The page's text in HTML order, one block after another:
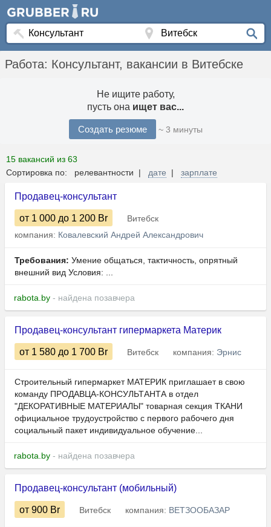
Работа: Консультант, вакансии в Витебске
Не ищите работу,
пусть она ищет вас...
Создать резюме ~ 3 минуты
15 вакансий из 63
Сортировка по: релевантности | дате | зарплате
Продавец-консультант
от 1 000 до 1 200 Br
Витебск
компания: Ковалевский Андрей Александрович
Требования: Умение общаться, тактичность, опрятный
внешний вид Условия: ...
rabota.by - найдена позавчера
Продавец-консультант гипермаркета Материк
от 1 580 до 1 700 Br Витебск компания: Эрнис
Строительный гипермаркет МАТЕРИК приглашает в свою
команду ПРОДАВЦА-КОНСУЛЬТАНТА в отдел
"ДЕКОРАТИВНЫЕ МАТЕРИАЛЫ" товарная секция ТКАНИ
официальное трудоустройство с первого рабочего дня
социальный пакет индивидуальное обучение...
rabota.by - найдена позавчера
Продавец-консультант (мобильный)
от 900 Br Витебск компания: ВЕТЗООБАЗАР